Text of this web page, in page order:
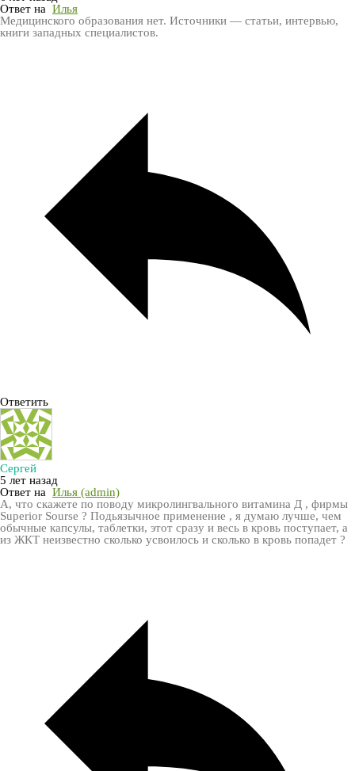
Ответ на Илья
Медицинского образования нет. Источники — статьи, интервью,
книги западных специалистов.
Ответить
Сергей
5 лет назад
Ответ на Илья (admin)
А, что скажете по поводу микролингвального витамина Д , фирмы
Superior Sourse ? Подьязычное применение , я думаю лучше, чем
обычные капсулы, таблетки, этот сразу и весь в кровь поступает, а
из ЖКТ неизвестно сколько усвоилось и сколько в кровь попадет ?